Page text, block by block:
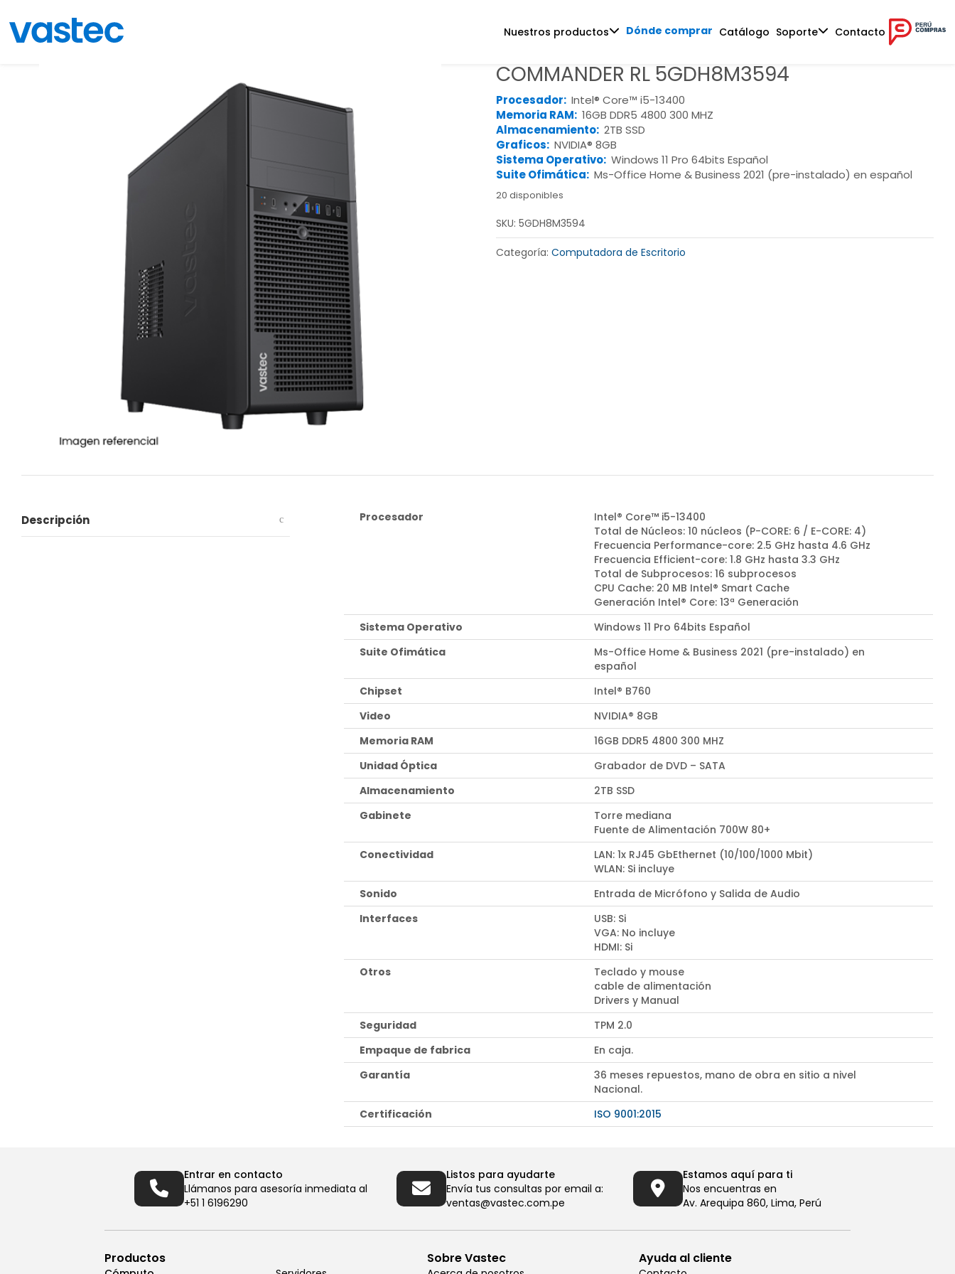
Nuestros productos Dónde comprar Catálogo Soporte Contacto
COMMANDER RL 5GDH8M3594
Procesador: Intel® Core™ i5-13400
Memoria RAM: 16GB DDR5 4800 300 MHZ
Almacenamiento: 2TB SSD
Graficos: NVIDIA® 8GB
Sistema Operativo: Windows 11 Pro 64bits Español
Suite Ofimática: Ms-Office Home & Business 2021 (pre-instalado) en español
20 disponibles
SKU: 5GDH8M3594
Categoría: Computadora de Escritorio
Descripción Procesador
Intel® Core™ i5-13400
Total de Núcleos: 10 núcleos (P-CORE: 6 / E-CORE: 4)
Frecuencia Performance-core: 2.5 GHz hasta 4.6 GHz
Frecuencia Efficient-core: 1.8 GHz hasta 3.3 GHz
Total de Subprocesos: 16 subprocesos
CPU Cache: 20 MB Intel® Smart Cache
Generación Intel® Core: 13ª Generación
Sistema Operativo
Windows 11 Pro 64bits Español
Suite Ofimática
Ms-Office Home & Business 2021 (pre-instalado) en
español
Chipset
Intel® B760
Video
NVIDIA® 8GB
Memoria RAM
16GB DDR5 4800 300 MHZ
Unidad Óptica
Grabador de DVD – SATA
Almacenamiento
2TB SSD
Gabinete
Torre mediana
Fuente de Alimentación 700W 80+
Conectividad
LAN: 1x RJ45 GbEthernet (10/100/1000 Mbit)
WLAN: Si incluye
Sonido
Entrada de Micrófono y Salida de Audio
Interfaces
USB: Si
VGA: No incluye
HDMI: Si
Otros
Teclado y mouse
cable de alimentación
Drivers y Manual
Seguridad
TPM 2.0
Empaque de fabrica
En caja.
Garantía
36 meses repuestos, mano de obra en sitio a nivel
Nacional.
Certificación
ISO 9001:2015
Entrar en contacto
Llámanos para asesoría inmediata al
+51 1 6196290
Listos para ayudarte
Envía tus consultas por email a:
ventas@vastec.com.pe
Estamos aquí para ti
Nos encuentras en
Av. Arequipa 860, Lima, Perú
Productos Sobre Vastec Ayuda al cliente